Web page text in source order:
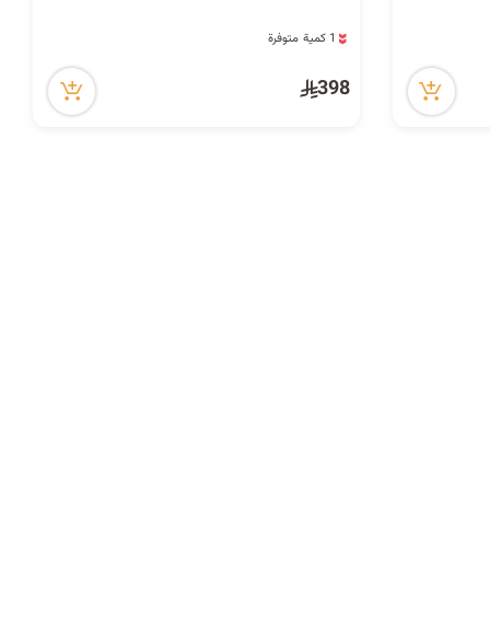
ت
1 كمية متوفرة
398